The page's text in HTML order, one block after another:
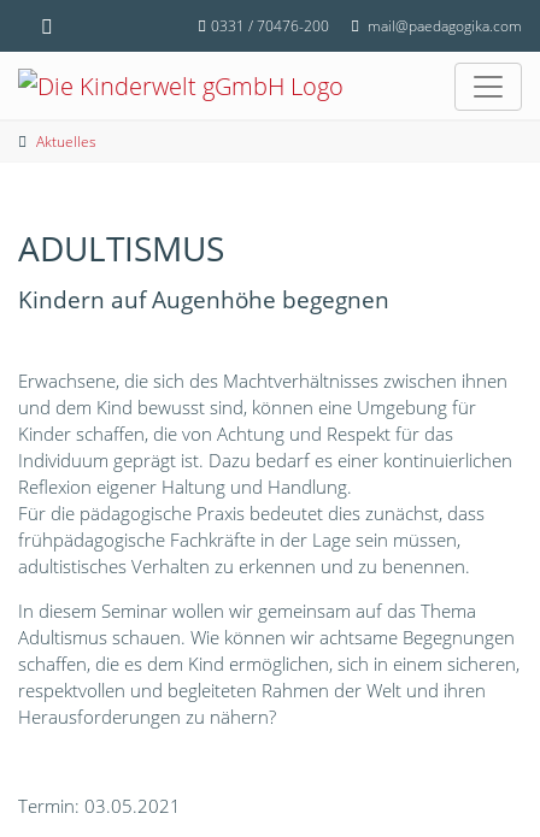
0331 / 70476-200 mail@paedagogika.com
Aktuelles
ADULTISMUS
Kindern auf Augenhöhe begegnen
Erwachsene, die sich des Machtverhältnisses zwischen ihnen
und dem Kind bewusst sind, können eine Umgebung für
Kinder schaffen, die von Achtung und Respekt für das
Individuum geprägt ist. Dazu bedarf es einer kontinuierlichen
Reflexion eigener Haltung und Handlung.
Für die pädagogische Praxis bedeutet dies zunächst, dass
frühpädagogische Fachkräfte in der Lage sein müssen,
adultistisches Verhalten zu erkennen und zu benennen.
In diesem Seminar wollen wir gemeinsam auf das Thema
Adultismus schauen. Wie können wir achtsame Begegnungen
schaffen, die es dem Kind ermöglichen, sich in einem sicheren,
respektvollen und begleiteten Rahmen der Welt und ihren
Herausforderungen zu nähern?
Termin: 03.05.2021